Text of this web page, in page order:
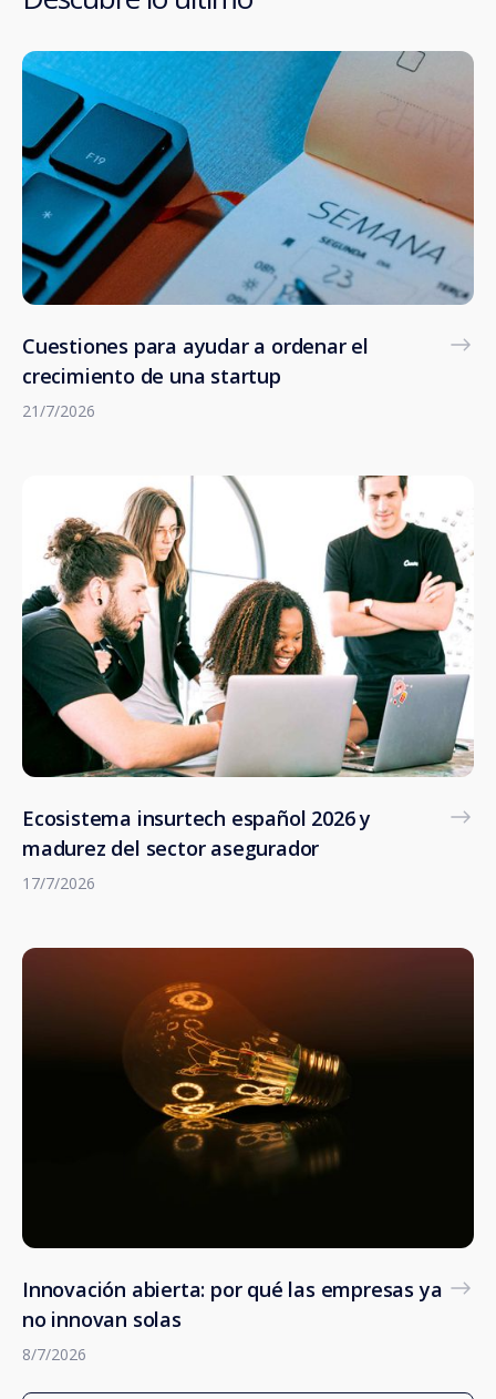
Cuestiones para ayudar a ordenar el
crecimiento de una startup
21/7/2026
Ecosistema insurtech español 2026 y
madurez del sector asegurador
17/7/2026
Innovación abierta: por qué las empresas ya
no innovan solas
8/7/2026